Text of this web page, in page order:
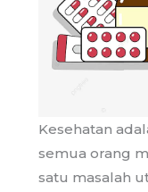
Kesehatan
semua orang
satu masalah